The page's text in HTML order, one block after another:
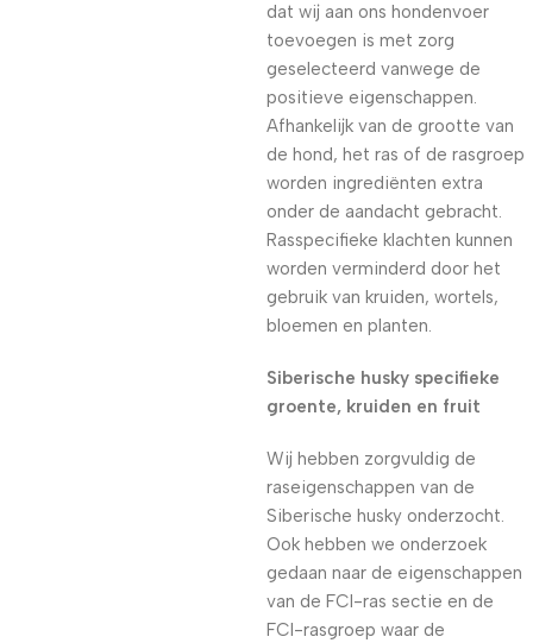
dat wij aan ons hondenvoer
toevoegen is met zorg
geselecteerd vanwege de
positieve eigenschappen.
Afhankelijk van de grootte van
de hond, het ras of de rasgroep
worden ingrediënten extra
onder de aandacht gebracht.
Rasspecifieke klachten kunnen
worden verminderd door het
gebruik van kruiden, wortels,
bloemen en planten.
Siberische husky specifieke
groente, kruiden en fruit
Wij hebben zorgvuldig de
raseigenschappen van de
Siberische husky onderzocht.
Ook hebben we onderzoek
gedaan naar de eigenschappen
van de FCI-ras sectie en de
FCI-rasgroep waar de